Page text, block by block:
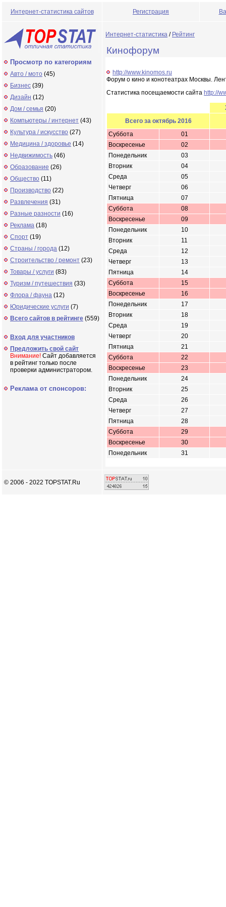
Интернет-статистика сайтов Регистрация
Просмотр по категориям
Авто / мото (45)
Бизнес (39)
Дизайн (12)
Дом / семья (20)
Компьютеры / интернет (43)
Культура / искусство (27)
Медицина / здоровье (14)
Недвижимость (46)
Образование (26)
Общество (11)
Производство (22)
Развлечения (31)
Разные разности (16)
Реклама (18)
Спорт (19)
Страны / города (12)
Строительство / ремонт (23)
Товары / услуги (83)
Туризм / путешествия (33)
Флора / фауна (12)
Юридические услуги (7)
Всего сайтов в рейтинге (559)
Вход для участников
Предложить свой сайт
Внимание! Сайт добавляется
в рейтинг только после
проверки администратором.
Реклама от спонсоров:
Интернет-статистика / Рейтинг
Кинофорум
http://www.kinomos.ru
Форум о кино и конотеатрах Москвы.
Статистика посещаемости сайта http://
Всего за октябрь 2016
Суббота
01
Воскресенье
02
Понедельник
03
Вторник
04
Среда
05
Четверг
06
Пятница
07
Суббота
08
Воскресенье
09
Понедельник
10
Вторник
11
Среда
12
Четверг
13
Пятница
14
Суббота
15
Воскресенье
16
Понедельник
17
Вторник
18
Среда
19
Четверг
20
Пятница
21
Суббота
22
Воскресенье
23
Понедельник
24
Вторник
25
Среда
26
Четверг
27
Пятница
28
Суббота
29
Воскресенье
30
Понедельник
31
© 2006 - 2022 TOPSTAT.Ru